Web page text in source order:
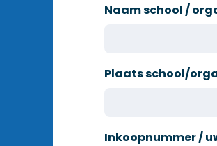
Naam school /
Plaats school/
Inkoopnummer /